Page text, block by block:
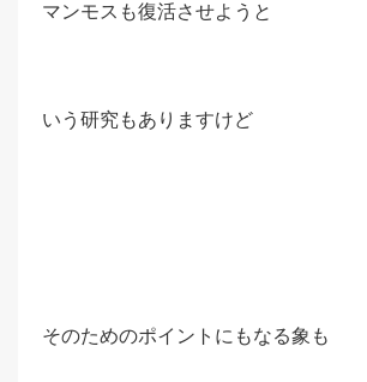
マンモスも復活させようと
いう研究もありますけど
そのためのポイントにもなる象も